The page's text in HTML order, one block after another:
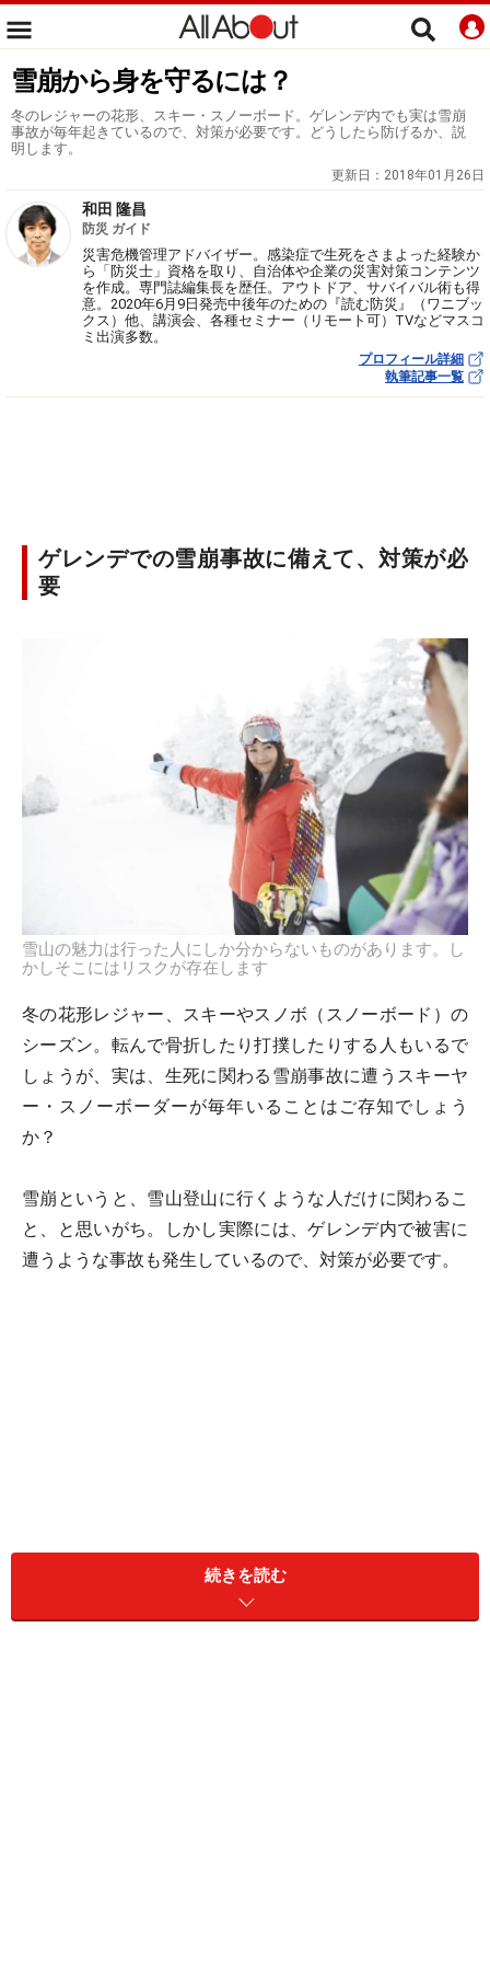
雪崩から身を守るには？
冬のレジャーの花形、スキー・スノーボード。ゲレンデ内でも実は雪崩
事故が毎年起きているので、対策が必要です。どうしたら防げるか、説
明します。
更新日： 2018年01月26日
和田 隆昌
防災 ガイド
災害危機管理アドバイザー。感染症で生死をさまよった経験か
ら「防災士」資格を取り、自治体や企業の災害対策コンテンツ
を作成。専門誌編集長を歴任。アウトドア、サバイバル術も得
意。2020年6月9日発売中後年のための『読む防災』（ワニブッ
クス）他、講演会、各種セミナー（リモート可）TVなどマスコ
ミ出演多数。
プロフィール詳細
執筆記事一覧
ゲレンデでの雪崩事故に備えて、対策が必
要
雪山の魅力は行った人にしか分からないものがあります。し
かしそこにはリスクが存在します
冬の花形レジャー、スキーやスノボ（スノーボード）の
シーズン。転んで骨折したり打撲したりする人もいるで
しょうが、実は、生死に関わる雪崩事故に遭うスキーヤ
ー・スノーボーダーが毎年いることはご存知でしょう
か？
雪崩というと、雪山登山に行くような人だけに関わるこ
と、と思いがち。しかし実際には、ゲレンデ内で被害に
遭うような事故も発生しているので、対策が必要です。
続きを読む